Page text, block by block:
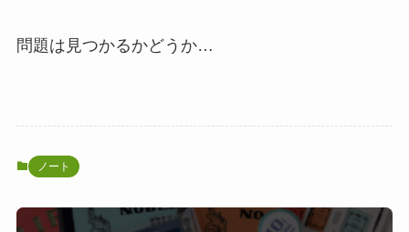
問題は見つかるかどうか…
ノート